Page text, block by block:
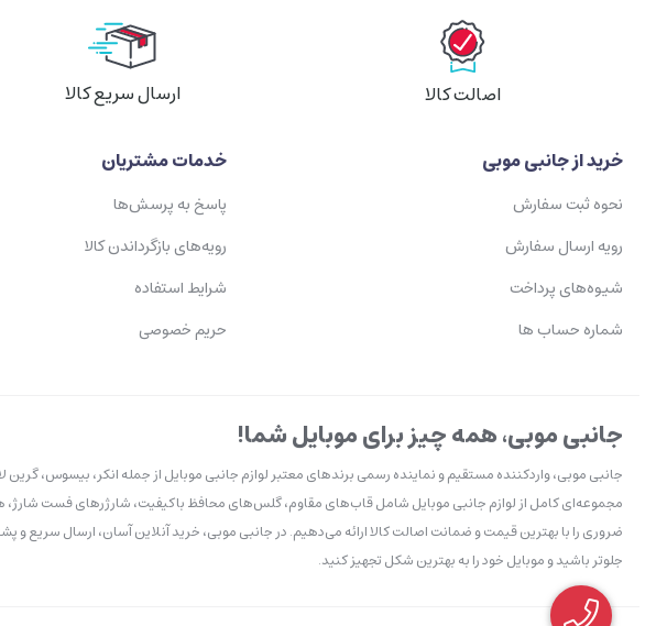
اصالت کالا ارسال سریع کالا
خرید از جانبی موبی
نحوه ثبت سفارش
رویه ارسال سفارش
شیوه‌های پرداخت
شماره حساب ها
خدمات مشتریان
پاسخ به پرسش‌ها
رویه‌های بازگرداندن کالا
شرایط استفاده
حریم خصوصی
جانبی موبی، همه چیز برای موبایل شما!
جانبی موبی، واردکننده مستقیم و نماینده رسمی برندهای معتبر لوازم جانبی موبایل از جمله انکر، بیسوس، گرین
مجموعه‌ای کامل از لوازم جانبی موبایل شامل قاب‌های مقاوم، گلس‌های محافظ باکیفیت، شارژرهای فست شارژ،
ضروری را با بهترین قیمت و ضمانت اصالت کالا ارائه می‌دهیم. در جانبی موبی، خرید آنلاین آسان، ارسال سریع و
جلوتر باشید و موبایل خود را به بهترین شکل تجهیز کنید.